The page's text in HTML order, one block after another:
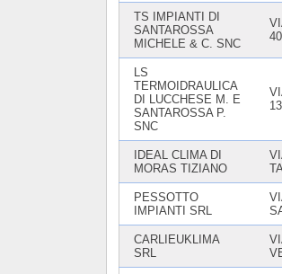
TS IMPIANTI DI
SANTAROSSA
MICHELE & C. SNC
40
LS
TERMOIDRAULICA
DI LUCCHESE M. E
SANTAROSSA P.
SNC
13
IDEAL CLIMA DI
MORAS TIZIANO
PESSOTTO
IMPIANTI SRL
CARLIEUKLIMA
SRL